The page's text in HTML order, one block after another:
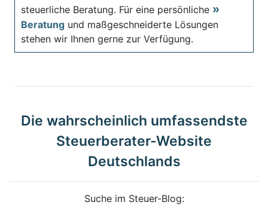
steuerliche Beratung. Für eine persönliche
Beratung und maßgeschneiderte Lösungen
stehen wir Ihnen gerne zur Verfügung.
Die wahrscheinlich umfassendste
Steuerberater-Website
Deutschlands
Suche im Steuer-Blog: